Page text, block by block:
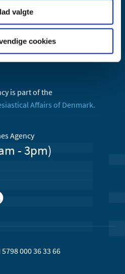
valgte
cookies
is part of the
Affairs of Denmark.
Agency
- 3pm)
5798 000 36 33 66